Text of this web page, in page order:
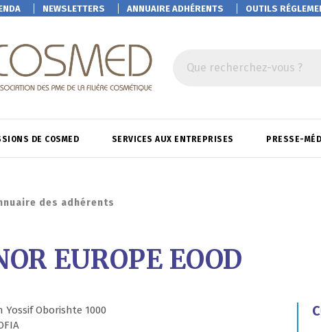
NEWSLETTERS ANNUAIRE ADHÉRENTS OUTILS
Que recherchez-vous ?
DE COSMED SERVICES AUX ENTREPRISES PRESSE-
des adhérents
EUROPE EOOD
Yossif Oborishte 1000